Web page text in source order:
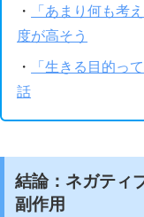
・
「あまり何も考
度が高そう
・
「生きる目的っ
話
結論：ネガティ
副作用